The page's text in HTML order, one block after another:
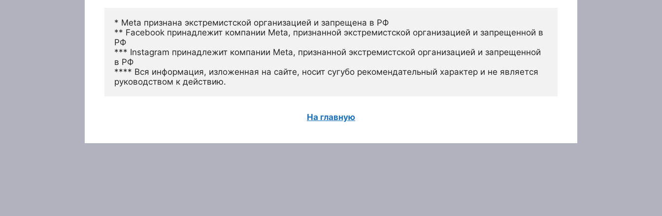
* Meta признана экстремистской организацией и запрещена в РФ
** Facebook принадлежит компании Meta, признанной экстремистской организацией и запрещенной в
РФ
*** Instagram принадлежит компании Meta, признанной экстремистской организацией и запрещенной
в РФ
**** Вся информация, изложенная на сайте, носит сугубо рекомендательный характер и не является
руководством к действию.
На главную